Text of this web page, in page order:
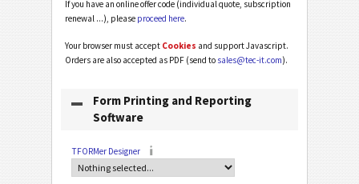
If you have an online offer code (individual quote, subscription
renewal ...), please proceed here.
Your browser must accept Cookies and support Javascript.
Orders are also accepted as PDF (send to sales@tec-it.com).
Form Printing and Reporting
Software
TFORMer Designer